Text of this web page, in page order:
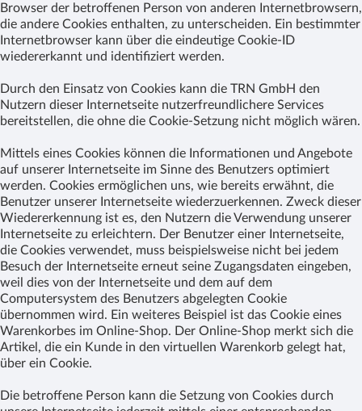
Browser der betroffenen Person von anderen Internetbrowsern,
die andere Cookies enthalten, zu unterscheiden. Ein bestimmter
Internetbrowser kann über die eindeutige Cookie-ID
wiedererkannt und identifiziert werden.
Durch den Einsatz von Cookies kann die TRN GmbH den
Nutzern dieser Internetseite nutzerfreundlichere Services
bereitstellen, die ohne die Cookie-Setzung nicht möglich wären.
Mittels eines Cookies können die Informationen und Angebote
auf unserer Internetseite im Sinne des Benutzers optimiert
werden. Cookies ermöglichen uns, wie bereits erwähnt, die
Benutzer unserer Internetseite wiederzuerkennen. Zweck dieser
Wiedererkennung ist es, den Nutzern die Verwendung unserer
Internetseite zu erleichtern. Der Benutzer einer Internetseite,
die Cookies verwendet, muss beispielsweise nicht bei jedem
Besuch der Internetseite erneut seine Zugangsdaten eingeben,
weil dies von der Internetseite und dem auf dem
Computersystem des Benutzers abgelegten Cookie
übernommen wird. Ein weiteres Beispiel ist das Cookie eines
Warenkorbes im Online-Shop. Der Online-Shop merkt sich die
Artikel, die ein Kunde in den virtuellen Warenkorb gelegt hat,
über ein Cookie.
Die betroffene Person kann die Setzung von Cookies durch